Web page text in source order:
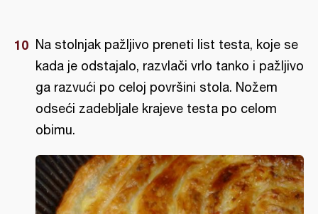
Na stolnjak pažljivo preneti list testa, koje se
kada je odstajalo, razvlači vrlo tanko i pažljivo
ga razvući po celoj površini stola. Nožem
odseći zadebljale krajeve testa po celom
obimu.